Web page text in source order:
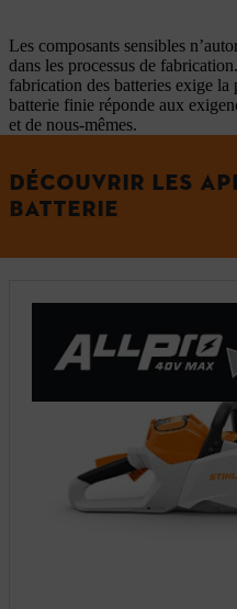
Les composants sensibles
dans les processus de
fabrication des batteries exige
batterie finie réponde aux
et de nous-mêmes.
DÉCOUVRIR LES
BATTERIE